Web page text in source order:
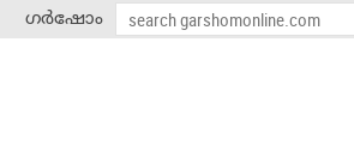
ഗർഷോം